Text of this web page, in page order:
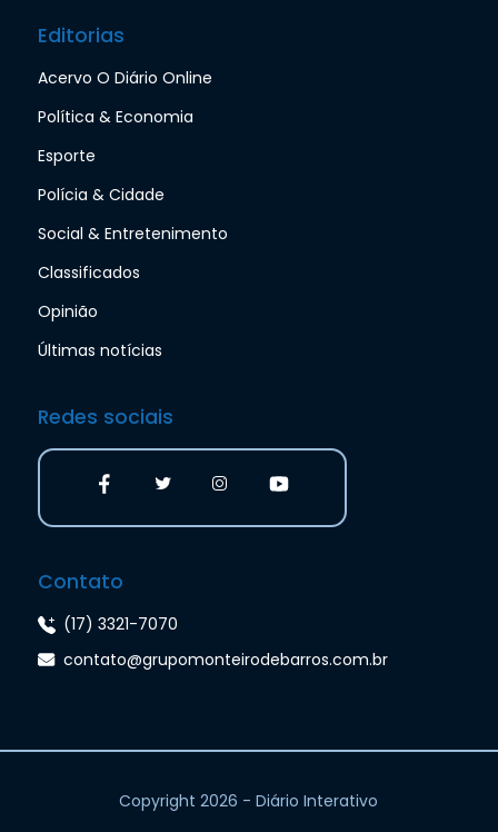
Editorias
Acervo O Diário Online
Política & Economia
Esporte
Polícia & Cidade
Social & Entretenimento
Classificados
Opinião
Últimas notícias
Redes sociais
Contato
(17) 3321-7070
contato@grupomonteirodebarros.com.br
Copyright 2026 - Diário Interativo